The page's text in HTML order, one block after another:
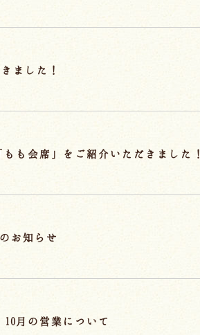
ました！
も会席」をご紹介いただきました！
お知らせ
月の営業について